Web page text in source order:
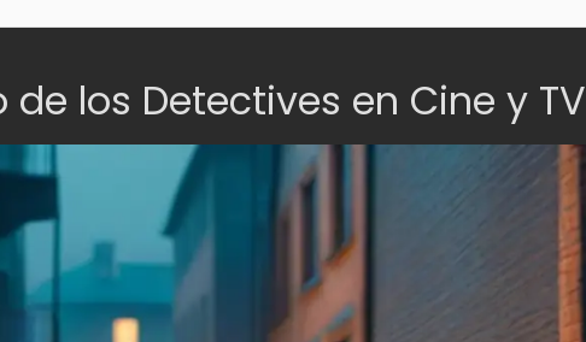
los Detectives en Cine y TV